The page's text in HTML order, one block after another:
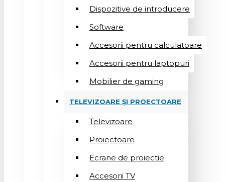
Dispozitive de introducere
Software
Accesorii pentru calculatoare
Accesorii pentru laptopuri
Mobilier de gaming
TELEVIZOARE ȘI PROECTOARE
Televizoare
Proiectoare
Ecrane de proiectie
Accesorii TV